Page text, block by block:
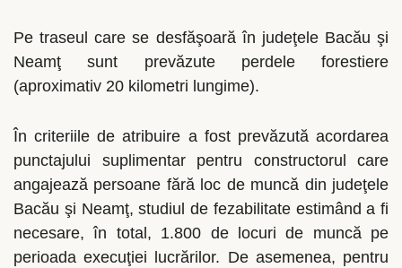
Pe traseul care se desfăşoară în judeţele Bacău şi
Neamţ sunt prevăzute perdele forestiere
(aproximativ 20 kilometri lungime).
În criteriile de atribuire a fost prevăzută acordarea
punctajului suplimentar pentru constructorul care
angajează persoane fără loc de muncă din judeţele
Bacău şi Neamţ, studiul de fezabilitate estimând a fi
necesare, în total, 1.800 de locuri de muncă pe
perioada execuţiei lucrărilor. De asemenea, pentru